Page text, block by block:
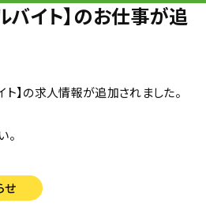
バイト】のお仕事が追
ト】の求人情報が追加されました。
。
せ